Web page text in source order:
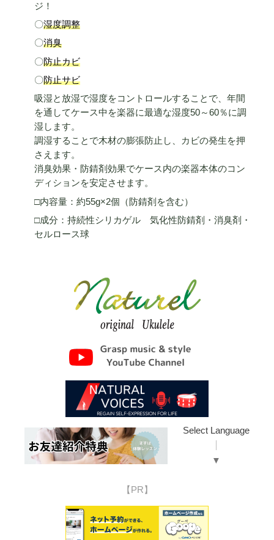
ジ！
〇湿度調整
〇消臭
〇防止カビ
〇防止サビ
吸湿と放湿で湿度をコントロールすることで、年間
を通してケース中を楽器に最適な湿度50～60％に調
湿します。
調湿することで木材の膨張防止し、カビの発生を押
さえます。
消臭効果・防錆剤効果でケース内の楽器本体のコン
ディションを安定させます。
□内容量：約55g×2個（防錆剤を含む）
□成分：持続性シリカゲル 気化性防錆剤・消臭剤・
セルロース球
Select Language
▼
【PR】